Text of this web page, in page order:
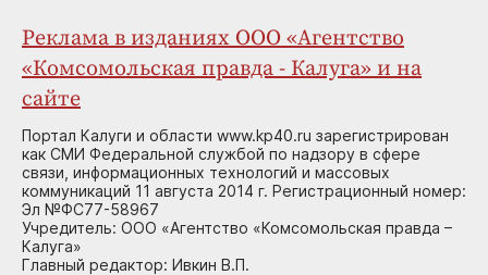
Реклама в изданиях ООО «Агентство
«Комсомольская правда - Калуга» и на
сайте
Портал Калуги и области www.kp40.ru зарегистрирован
как СМИ Федеральной службой по надзору в сфере
связи, информационных технологий и массовых
коммуникаций 11 августа 2014 г. Регистрационный номер:
Эл №ФС77-58967
Учредитель: ООО «Агентство «Комсомольская правда –
Калуга»
Главный редактор: Ивкин В.П.